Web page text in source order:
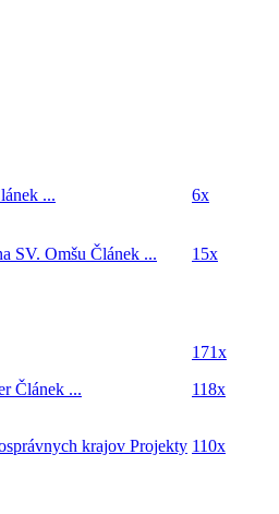
... 6x
SV. Omšu Článek ... 15x
171x
Článek ... 118x
krajov Projekty 110x